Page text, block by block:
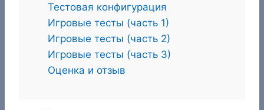
Тестовая конфигурация
Игровые тесты (часть 1)
Игровые тесты (часть 2)
Игровые тесты (часть 3)
Оценка и отзыв